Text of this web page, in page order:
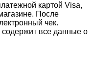
картой Visa,
После
чек.
все данные о